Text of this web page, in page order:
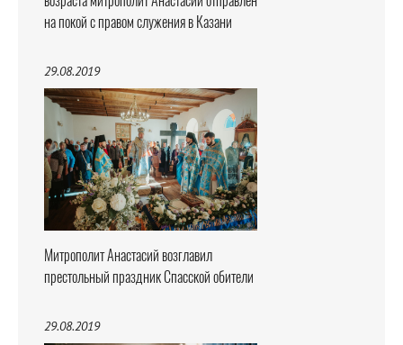
на покой с правом служения в Казани
29.08.2019
Митрополит Анастасий возглавил
престольный праздник Спасской обители
29.08.2019